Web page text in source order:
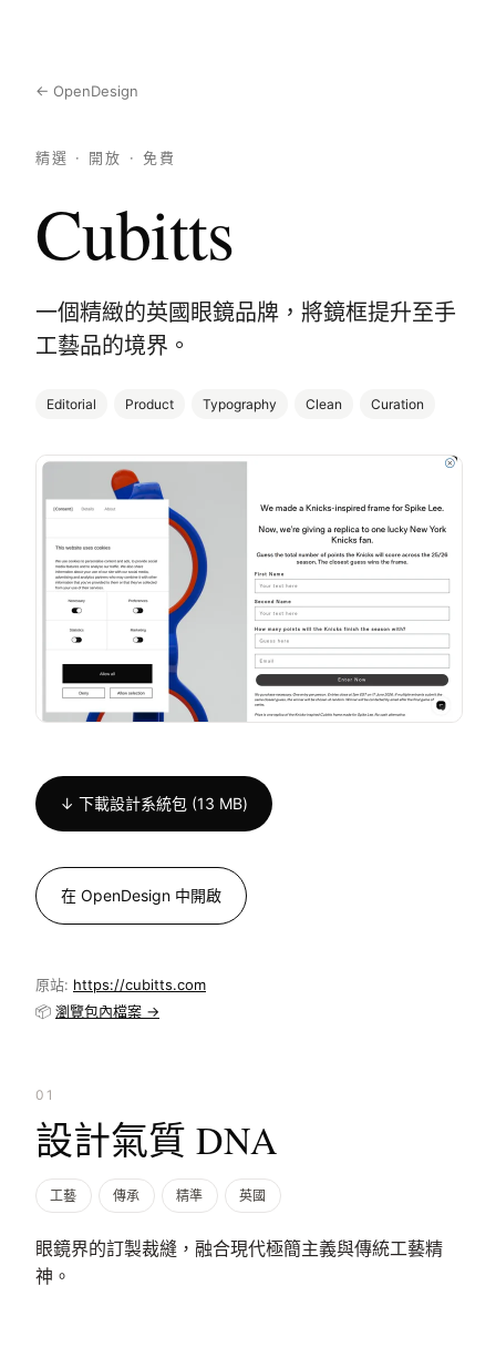
← OpenDesign
精選 · 開放 · 免費
Cubitts
一個精緻的英國眼鏡品牌，將鏡框提升至手
工藝品的境界。
Editorial Product Typography Clean Curation
↓ 下載設計系統包 (13 MB)
在 OpenDesign 中開啟
原站: https://cubitts.com
📦 瀏覽包內檔案 →
01
設計氣質 DNA
工藝 傳承 精準 英國
眼鏡界的訂製裁縫，融合現代極簡主義與傳統工藝精
神。